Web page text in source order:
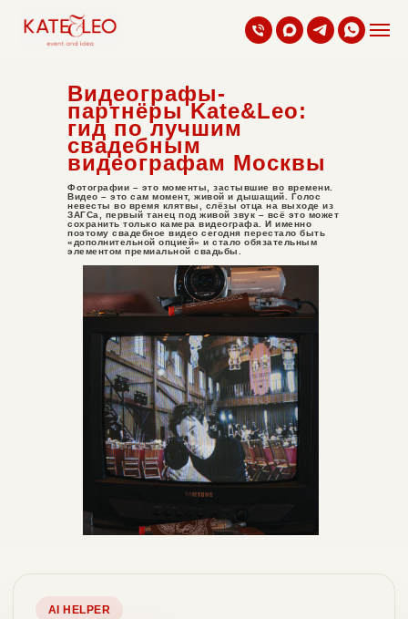
Видеографы-
партнёры Kate&Leo:
гид по лучшим
свадебным
видеографам Москвы
Фотографии – это моменты, застывшие во времени.
Видео – это сам момент, живой и дышащий. Голос
невесты во время клятвы, слёзы отца на выходе из
ЗАГСа, первый танец под живой звук – всё это может
сохранить только камера видеографа. И именно
поэтому свадебное видео сегодня перестало быть
«дополнительной опцией» и стало обязательным
элементом премиальной свадьбы.
AI HELPER